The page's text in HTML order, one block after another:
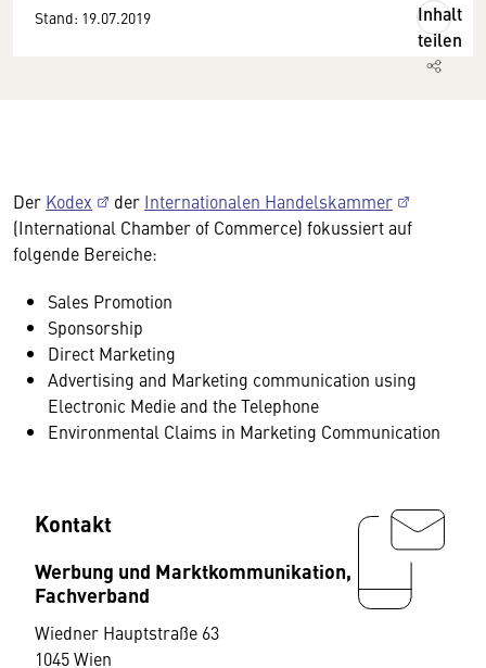
Stand: 19.07.2019
Inhalt
teilen
Der Kodex der Internationalen Handelskammer
(International Chamber of Commerce) fokussiert auf
folgende Bereiche:
Sales Promotion
Sponsorship
Direct Marketing
Advertising and Marketing communication using
Electronic Medie and the Telephone
Environmental Claims in Marketing Communication
Kontakt
Werbung und Marktkommunikation,
Fachverband
Wiedner Hauptstraße 63
1045 Wien